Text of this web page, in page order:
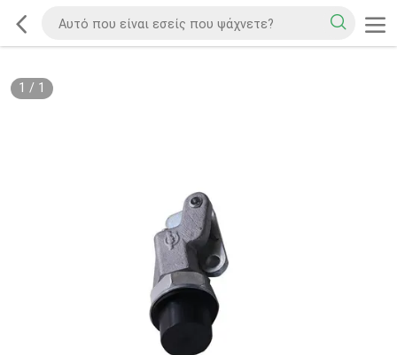
1 / 1